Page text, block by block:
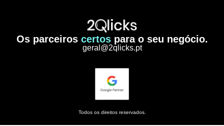
Os parceiros certospara o seu negócio.
geral@2qlicks.pt
Todos os direitos reservados.